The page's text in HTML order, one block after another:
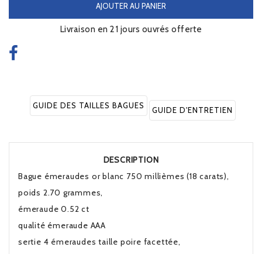
AJOUTER AU PANIER
Livraison en 21 jours ouvrés offerte
GUIDE DES TAILLES BAGUES GUIDE D'ENTRETIEN
DESCRIPTION
Bague émeraudes or blanc 750 millièmes (18 carats),
poids 2.70 grammes,
émeraude 0.52 ct
qualité émeraude AAA
sertie 4 émeraudes taille poire facettée,